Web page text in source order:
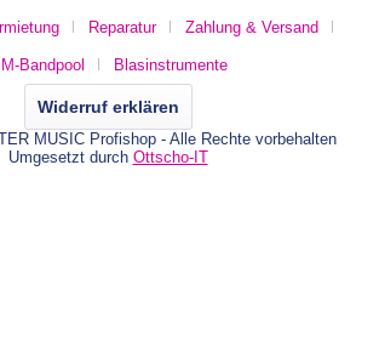
Reparatur Zahlung & Versand
Bandpool Blasinstrumente
Widerruf erklären
MUSIC Profishop - Alle Rechte vorbehalten
Umgesetzt durch Ottscho-IT